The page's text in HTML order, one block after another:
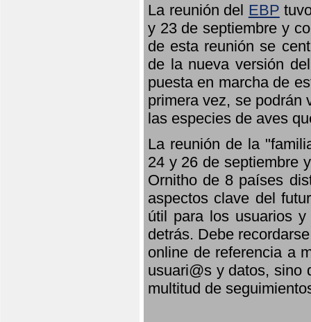
La reunión del EBP
y 23 de septiembre y
de esta reunión se
de la nueva versión
puesta en marcha de
primera vez, se podrán
las especies de aves
La reunión de la
24 y 26 de septiembre
Ornitho de 8 países
aspectos clave del
útil para los usuarios
detrás. Debe
online de referencia a
usuari@s y datos, sino
multitud de